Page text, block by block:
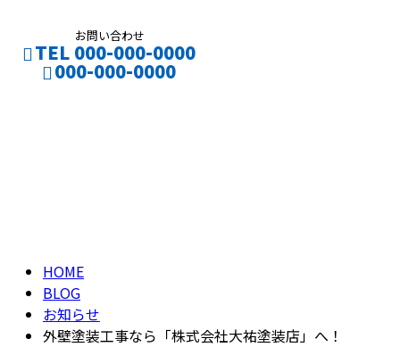
お問い合わせ
TEL 000-000-0000
000-000-0000
HOME
BLOG
お知らせ
外壁塗装工事なら「株式会社大祐塗装店」へ！